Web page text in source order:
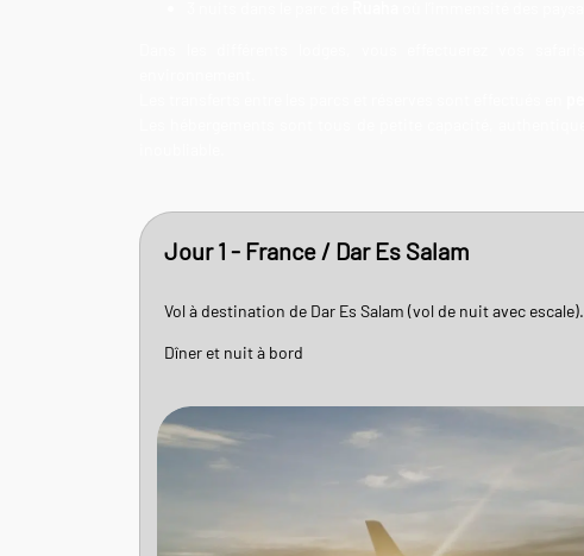
Jour 1 - France / Dar Es Salam
Vol à destination de Dar Es Salam (vol de nuit avec escale).
Dîner et nuit à bord